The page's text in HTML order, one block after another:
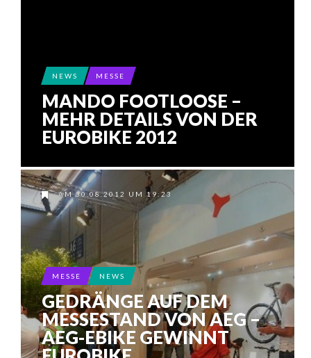
NEWS MESSE
MANDO FOOTLOOSE –
MEHR DETAILS VON DER
EUROBIKE 2012
AM 30.08.2012 UM 19:23
MESSE NEWS
GEDRÄNGE AUF DEM
MESSESTAND VON AEG –
AEG-EBIKE GEWINNT